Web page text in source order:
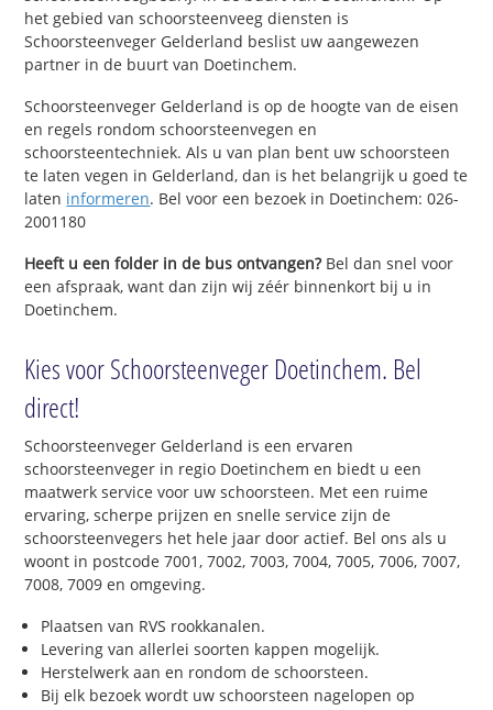
het gebied van schoorsteenveeg diensten is
Schoorsteenveger Gelderland beslist uw aangewezen
partner in de buurt van Doetinchem.
Schoorsteenveger Gelderland is op de hoogte van de eisen
en regels rondom schoorsteenvegen en
schoorsteentechniek. Als u van plan bent uw schoorsteen
te laten vegen in Gelderland, dan is het belangrijk u goed te
laten informeren. Bel voor een bezoek in Doetinchem: 026-
2001180
Heeft u een folder in de bus ontvangen?Bel dan snel voor
een afspraak, want dan zijn wij zéér binnenkort bij u in
Doetinchem.
Kies voor Schoorsteenveger Doetinchem. Bel
direct!
Schoorsteenveger Gelderland is een ervaren
schoorsteenveger in regio Doetinchem en biedt u een
maatwerk service voor uw schoorsteen. Met een ruime
ervaring, scherpe prijzen en snelle service zijn de
schoorsteenvegers het hele jaar door actief. Bel ons als u
woont in postcode 7001, 7002, 7003, 7004, 7005, 7006, 7007,
7008, 7009 en omgeving.
Plaatsen van RVS rookkanalen.
Levering van allerlei soorten kappen mogelijk.
Herstelwerk aan en rondom de schoorsteen.
Bij elk bezoek wordt uw schoorsteen nagelopen op